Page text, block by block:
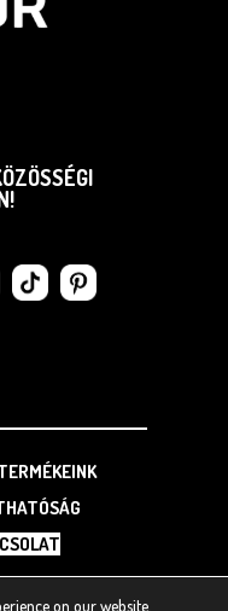
on our website.